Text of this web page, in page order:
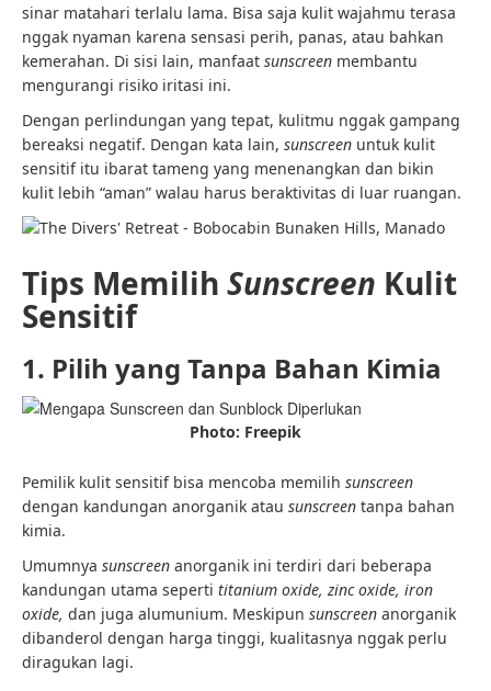
sinar matahari terlalu lama. Bisa saja kulit wajahmu terasa
nggak nyaman karena sensasi perih, panas, atau bahkan
kemerahan. Di sisi lain, manfaat sunscreen membantu
mengurangi risiko iritasi ini.
Dengan perlindungan yang tepat, kulitmu nggak gampang
bereaksi negatif. Dengan kata lain, sunscreen untuk kulit
sensitif itu ibarat tameng yang menenangkan dan bikin
kulit lebih “aman” walau harus beraktivitas di luar ruangan.
Tips Memilih Sunscreen Kulit
Sensitif
1. Pilih yang Tanpa Bahan Kimia
Photo: Freepik
Pemilik kulit sensitif bisa mencoba memilih sunscreen
dengan kandungan anorganik atau sunscreen tanpa bahan
kimia.
Umumnya sunscreen anorganik ini terdiri dari beberapa
kandungan utama seperti titanium oxide, zinc oxide, iron
oxide, dan juga alumunium. Meskipun sunscreen anorganik
dibanderol dengan harga tinggi, kualitasnya nggak perlu
diragukan lagi.